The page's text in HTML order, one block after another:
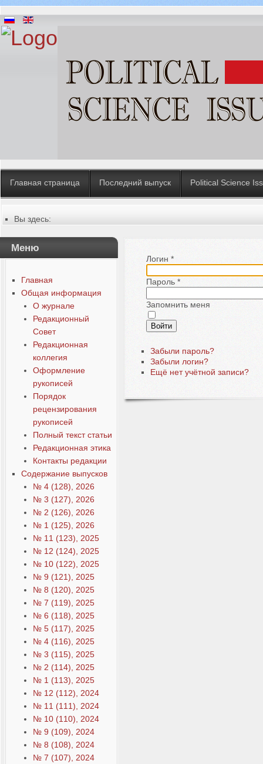
Главная страница Последний выпуск Political Science
Вы здесь:
Меню
Главная
Общая информация
О журнале
Редакционный
Совет
Редакционная
коллегия
Оформление
рукописей
Порядок
рецензирования
рукописей
Полный текст статьи
Редакционная этика
Контакты редакции
Содержание выпусков
№ 4 (128), 2026
№ 3 (127), 2026
№ 2 (126), 2026
№ 1 (125), 2026
№ 11 (123), 2025
№ 12 (124), 2025
№ 10 (122), 2025
№ 9 (121), 2025
№ 8 (120), 2025
№ 7 (119), 2025
№ 6 (118), 2025
№ 5 (117), 2025
№ 4 (116), 2025
№ 3 (115), 2025
№ 2 (114), 2025
№ 1 (113), 2025
№ 12 (112), 2024
№ 11 (111), 2024
№ 10 (110), 2024
№ 9 (109), 2024
№ 8 (108), 2024
№ 7 (107), 2024
Логин *
Пароль*
Запомнить меня
Войти
Забыли пароль?
Забыли логин?
Ещё нет учётной записи?